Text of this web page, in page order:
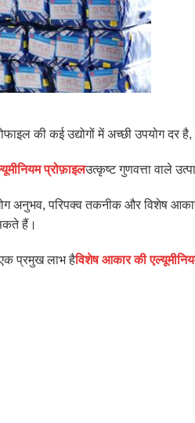
की कई उद्योगों में अच्छी उपयोग दर
प्रोफ़ाइलउत्कृष्ट गुणवत्ता वाले
अनुभव, परिपक्व तकनीक और विशेष
हैं।
प्रमुख लाभ हैविशेष आकार की